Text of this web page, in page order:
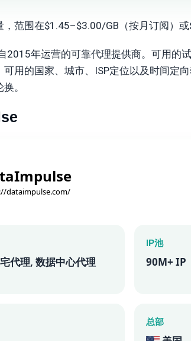
，范围在$1.45–$3.00/GB（按月订阅）或
2015年运营的可靠代理提供商。可用的
用的国家、城市、ISP定位以及时间定
。
dataimpulse.com/
代理, 数据中心代理
IP池
90M+ IP
总部